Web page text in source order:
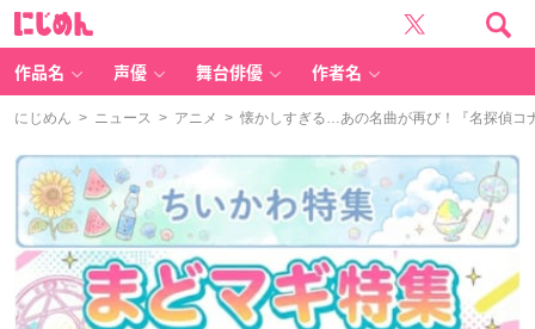
作品名 声優 舞台俳優 作者名
にじめん > ニュース > アニメ > 懐かしすぎる…あの名曲が再び！『名探偵コ